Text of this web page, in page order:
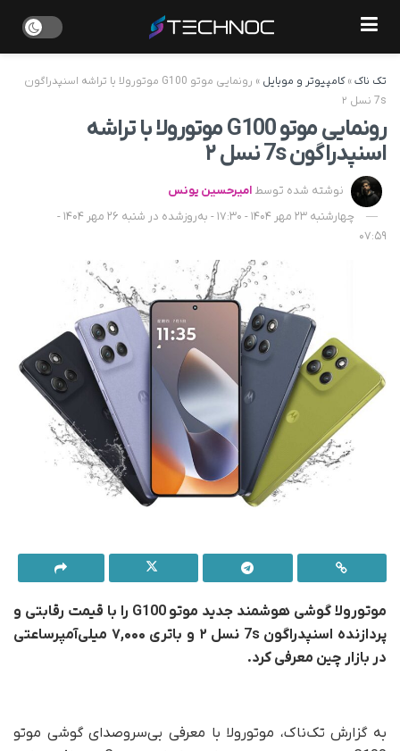
تک ناک»کامپیوتر و موبایل »
رونمایی موتو G100 موتورولا با تراشه اسنپدراگون
7s نسل ۲
رونمایی موتو G100 موتورولا با تراشه
اسنپدراگون 7s نسل ۲
نوشته شده توسط امیرحسین یونس
چهارشنبه 23 مهر 1404 - 17:30 - به‌روزشده در شنبه 26 مهر 1404 -
07:59
موتورولا گوشی هوشمند جدید موتو G100 را با قیمت رقابتی و
پردازنده اسنپدراگون 7s نسل ۲ و
باتری ۷,۰۰۰ میلی‌آمپرساعتی
در بازار چین معرفی کرد.
به گزارش تک‌ناک، موتورولا با معرفی بی‌سروصدای گوشی موتو